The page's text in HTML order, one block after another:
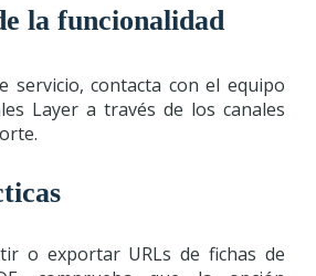
la funcionalidad
servicio, contacta con el equipo
Layer a través de los canales
o exportar URLs de fichas de